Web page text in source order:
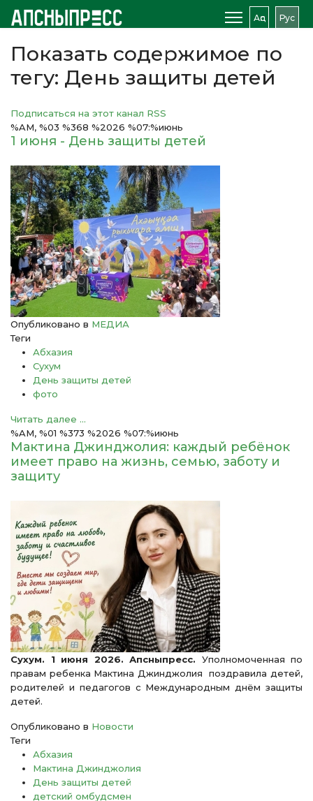
Аԥс Рус
Показать содержимое по
тегу: День защиты детей
Подписаться на этот канал RSS
%AM, %03 %368 %2026 %07:%июнь
1 июня - День защиты детей
Опубликовано в МЕДИА
Теги
Абхазия
Сухум
День защиты детей
фото
Читать далее ...
%AM, %01 %373 %2026 %07:%июнь
Мактина Джинджолия: каждый ребёнок
имеет право на жизнь, семью, заботу и
защиту
Сухум. 1 июня 2026. Апсныпресс. Уполномоченная по
правам ребенка Мактина Джинджолия поздравила детей,
родителей и педагогов с Международным днём защиты
детей.
Опубликовано в Новости
Теги
Абхазия
Мактина Джинджолия
День защиты детей
детский омбудсмен